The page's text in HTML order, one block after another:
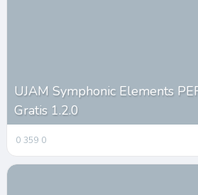
UJAM Symphonic Elements
Gratis 1.2.0
0 359 0